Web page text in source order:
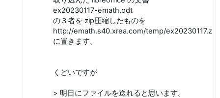
ex20230117-emath.odt
の３者を zip圧縮したものを
http://emath.s40.xrea.com/temp/ex20230117.zip
に置きます。
くどいですが
> 明日にファイルを送れると思います。